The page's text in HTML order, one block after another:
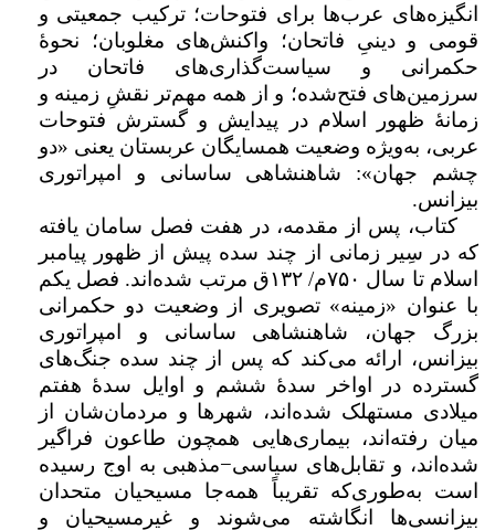
انگیزه‌های عرب‌ها برای فتوحات؛ ترکیب جمعیتی و
قومی و دینیِ فاتحان؛ واکنش‌های مغلوبان؛ نحوهٔ
حکمرانی و سیاست‌گذاری‌های فاتحان در
سرزمین‌های فتح‌شده؛ و از همه مهم‌تر نقشِ زمینه و
زمانهٔ ظهور اسلام در پیدایش و گسترش فتوحات
عربی، به‌ویژه وضعیت همسایگان عربستان یعنی «دو
چشم جهان»: شاهنشاهی ساسانی و امپراتوری
بیزانس.
کتاب، پس از مقدمه، در هفت فصل سامان یافته
که در سِیر زمانی از چند سده پیش از ظهور پیامبر
اسلام تا سال ۷۵۰م/ ۱۳۲ق مرتب شده‌اند. فصل یکم
با عنوان «زمینه» تصویری از وضعیت دو حکمرانی
بزرگ جهان، شاهنشاهی ساسانی و امپراتوری
بیزانس، ارائه می‌کند که پس از چند سده جنگ‌های
گسترده در اواخر سدهٔ ششم و اوایل سدهٔ هفتم
میلادی مستهلک شده‌اند، شهرها و مردمان‌شان از
میان رفته‌اند، بیماری‌هایی همچون طاعون فراگیر
شده‌اند، و تقابل‌های سیاسی−‌مذهبی به اوج رسیده
است به‌طوری‌که تقریباً همه‌جا مسیحیان متحدان
بیزانسی‌ها انگاشته می‌شوند و غیرمسیحیان و